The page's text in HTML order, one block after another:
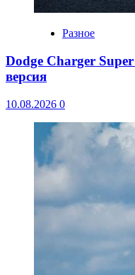
Разное
Dodge Charger
версия
10.08.2026 0